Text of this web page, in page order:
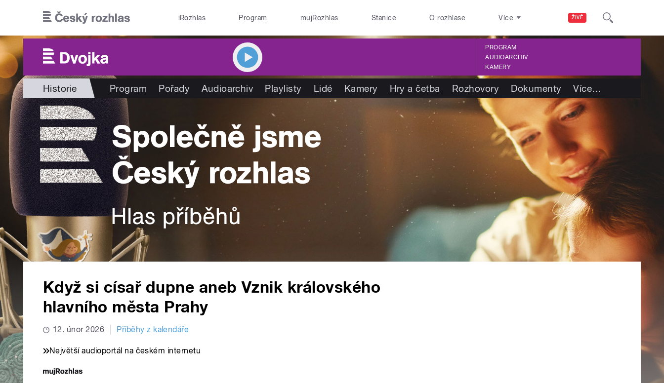
ŽIVĚ
iRozhlas Program mujRozhlas Stanice O rozhlase Více
PROGRAM
AUDIOARCHIV
KAMERY
Historie Program Pořady Audioarchiv Playlisty Lidé Kamery Hry a četba Rozhovory Dokumenty Více…
Když si císař dupne aneb Vznik královského
hlavního města Prahy
12. únor 2026 Příběhy z kalendáře
Největší audioportál na českém internetu